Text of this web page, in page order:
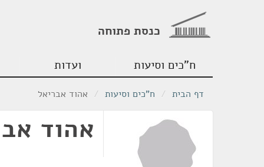
כנסת פתוחה
ח"כים וסיעות ועדות
דף הבית / ח"כים וסיעות / אהוד אבריאל
אהוד